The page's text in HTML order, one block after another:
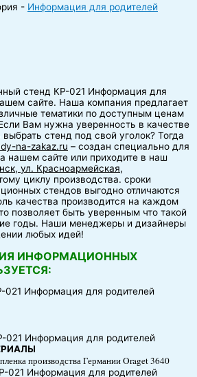
- Информация для родителей
стенд КР-021 Информация для
сайте. Наша компания предлагает
тематики по доступным ценам
Вам нужна уверенность в качестве
стенд под свой уголок? Тогда
na-zakaz.ru – создан специально для
нашем сайте или приходите в наш
ул. Красноармейская,
циклу производства. сроки
стендов выгодно отличаются
качества производится на каждом
позволяет быть уверенным что такой
годы. Наши менеджеры и дизайнеры
любых идей!
ИНФОРМАЦИОННЫХ
производства Германии Oraget 3640